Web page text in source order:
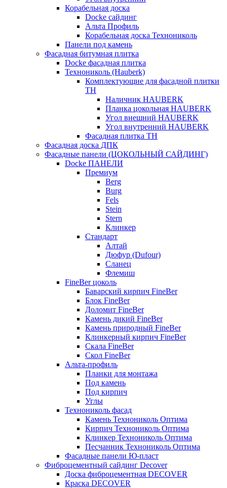
Корабельная доска
Docke сайдинг
Альта Профиль
Корабельная доска Технониколь
Панели под камень
Фасадная битумная плитка
Docke фасадная плитка
Технониколь (Hauberk)
Комплектующие для фасадной плитки
ТН
Наличник HAUBERK
Планка цокольная HAUBERK
Угол внешний HAUBERK
Угол внутренний HAUBERK
Фасадная плитка ТН
Фасадная доска ДПК
Фасадные панели (ЦОКОЛЬНЫЙ САЙДИНГ)
Docke ПАНЕЛИ
Премиум
Berg
Burg
Fels
Stein
Stern
Клинкер
Стандарт
Алтай
Дюфур (Dufour)
Сланец
Флемиш
FineBer цоколь
Баварский кирпич FineBer
Блок FineBer
Доломит FineBer
Камень дикий FineBer
Камень природный FineBer
Клинкерный кирпич FineBer
Скала FineBer
Скол FineBer
Альта-профиль
Планки для монтажа
Под камень
Под кирпич
Углы
Технониколь фасад
Камень Технониколь Оптима
Кирпич Технониколь Оптима
Клинкер Технониколь Оптима
Песчанник Технониколь Оптима
Фасадные панели Ю-пласт
Фиброцементный сайдинг Decover
Доска фиброцементная DECOVER
Краска DECOVER